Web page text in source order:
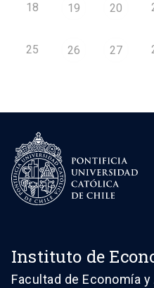
18 19 20
25 26 27
Instituto de
Facultad de Economía